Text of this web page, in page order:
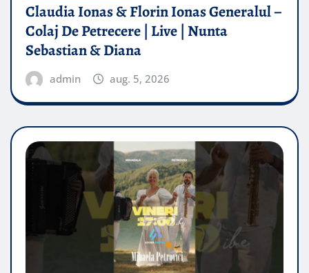
Claudia Ionas & Florin Ionas Generalul –
Colaj De Petrecere | Live | Nunta
Sebastian & Diana
admin aug. 5, 2026